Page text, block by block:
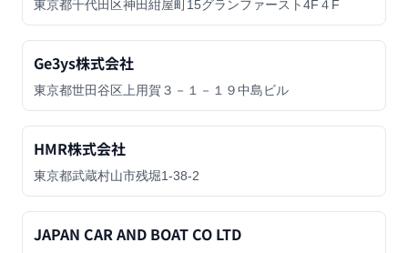
東京都千代田区神田紺屋町15グランファースト4F４F
Ge3ys株式会社
東京都世田谷区上用賀３－１－１９中島ビル
HMR株式会社
東京都武蔵村山市残堀1-38-2
JAPAN CAR AND BOAT CO LTD